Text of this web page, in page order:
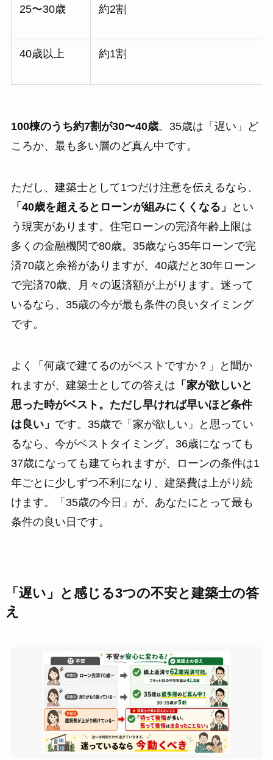
25〜30歳 約2割
40歳以上 約1割
100棟のうち約7割が30〜40歳。35歳は「遅い」ど
ころか、最も多い層のど真ん中です。
ただし、建築士として1つだけ注意を伝えるなら、
「40歳を超えるとローンが組みにくくなる」
とい
う現実があります。住宅ローンの完済年齢上限は
多くの金融機関で80歳。35歳なら35年ローンで完
済70歳と余裕がありますが、40歳だと30年ローン
で完済70歳、月々の返済額が上がります。迷って
いるなら、35歳の今が最も条件の良いタイミング
です。
よく「何歳で建てるのがベストですか？」と聞か
れますが、建築士としての答えは 「家が欲しいと
思った時がベスト。ただし早ければ早いほど条件
は良い」 です。35歳で「家が欲しい」と思ってい
るなら、今がベストタイミング。36歳になっても
37歳になっても建てられますが、ローンの条件は1
年ごとに少しずつ不利になり、建築費は上がり続
けます。「35歳の今日」が、あなたにとって最も
条件の良い日です。
「遅い」と感じる3つの不安と建築士の答
え